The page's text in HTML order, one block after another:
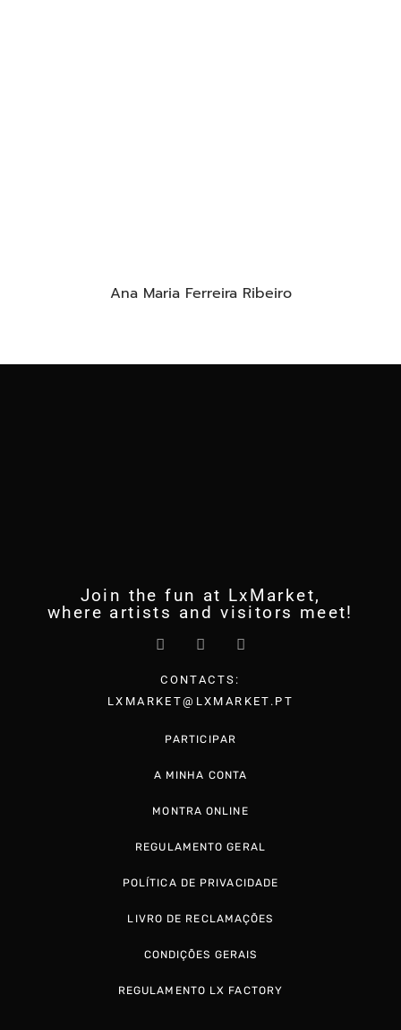
Ana Maria Ferreira Ribeiro
Join the fun at LxMarket,
where artists and visitors meet!
CONTACTS:
LXMARKET@LXMARKET.PT
POLÍTICA DE PRIVACIDADE
LIVRO DE RECLAMAÇÕES
CONDIÇÕES GERAIS
REGULAMENTO LX FACTORY
PARTICIPAR
A MINHA CONTA
MONTRA ONLINE
REGULAMENTO GERAL